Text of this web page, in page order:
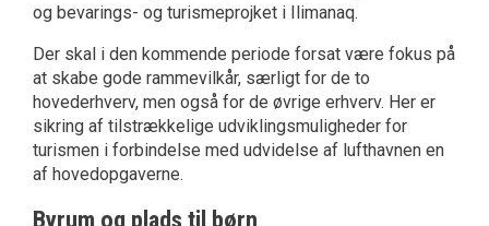
og bevarings- og turismeprojket i Ilimanaq.
Der skal i den kommende periode forsat være fokus på
at skabe gode rammevilkår, særligt for de to
hovederhverv, men også for de øvrige erhverv. Her er
sikring af tilstrækkelige udviklingsmuligheder for
turismen i forbindelse med udvidelse af lufthavnen en
af hovedopgaverne.
Byrum og plads til børn